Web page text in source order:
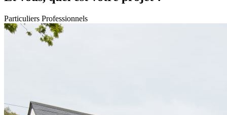
Particuliers Professionnels